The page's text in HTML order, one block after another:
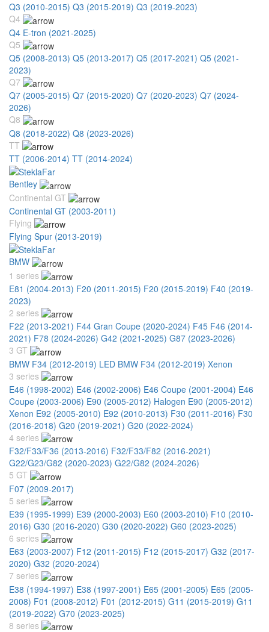
Q3 (2010-2015) Q3 (2015-2019) Q3 (2019-2023)
Q4
Q4 E-tron (2021-2025)
Q5
Q5 (2008-2013) Q5 (2013-2017) Q5 (2017-2021) Q5 (2021-
2023)
Q7
Q7 (2005-2015) Q7 (2015-2020) Q7 (2020-2023) Q7 (2024-
2026)
Q8
Q8 (2018-2022) Q8 (2023-2026)
TT
TT (2006-2014) TT (2014-2024)
Bentley
Continental GT
Continental GT (2003-2011)
Flying
Flying Spur (2013-2019)
BMW
1 series
E81 (2004-2013) F20 (2011-2015) F20 (2015-2019) F40 (2019-
2023)
2 series
F22 (2013-2021) F44 Gran Coupe (2020-2024) F45 F46 (2014-
2021) F78 (2024-2026) G42 (2021-2025) G87 (2023-2026)
3 GT
BMW F34 (2012-2019) LED BMW F34 (2012-2019) Xenon
3 series
E46 (1998-2002) E46 (2002-2006) E46 Coupe (2001-2004) E46
Coupe (2003-2006) E90 (2005-2012) Halogen E90 (2005-2012)
Xenon E92 (2005-2010) E92 (2010-2013) F30 (2011-2016) F30
(2016-2018) G20 (2019-2021) G20 (2022-2024)
4 series
F32/F33/F36 (2013-2016) F32/F33/F82 (2016-2021)
G22/G23/G82 (2020-2023) G22/G82 (2024-2026)
5 GT
F07 (2009-2017)
5 series
E39 (1995-1999) E39 (2000-2003) E60 (2003-2010) F10 (2010-
2016) G30 (2016-2020) G30 (2020-2022) G60 (2023-2025)
6 series
E63 (2003-2007) F12 (2011-2015) F12 (2015-2017) G32 (2017-
2020) G32 (2020-2024)
7 series
E38 (1994-1997) E38 (1997-2001) E65 (2001-2005) E65 (2005-
2008) F01 (2008-2012) F01 (2012-2015) G11 (2015-2019) G11
(2019-2022) G70 (2023-2025)
8 series